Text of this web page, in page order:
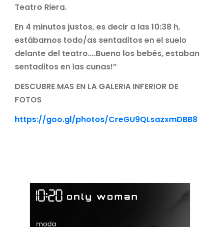
Teatro Riera.
En 4 minutos justos, es decir a las 10:38 h,
estábamos todo/as sentaditos en el suelo
delante del teatro....Bueno los bebés, estaban
sentaditos en las cunas!”
DESCUBRE MAS EN LA GALERIA INFERIOR DE
FOTOS
https://goo.gl/photos/CreGU9QLsazxmDBB8